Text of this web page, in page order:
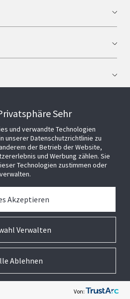
rights reserved.
Sehr
und verwandte Technologien
unserer Datenschutzrichtlinie zu
der Betrieb der Website,
und Werbung zählen. Sie
Technologien zustimmen oder
Verwalten
Akzeptieren
Ablehnen
Von: